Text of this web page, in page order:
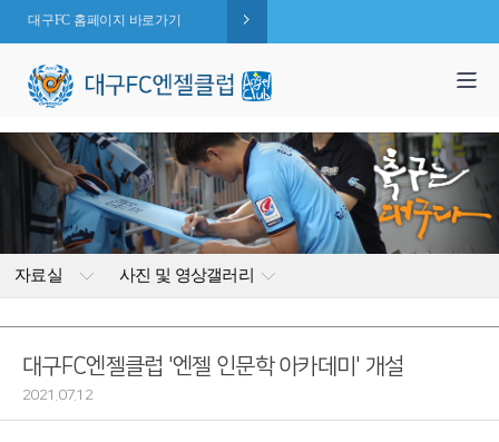
대구FC 홈페이지 바로가기
자료실 사진 및 영상갤러리
대구FC엔젤클럽 '엔젤 인문학 아카데미' 개설
2021.07.12